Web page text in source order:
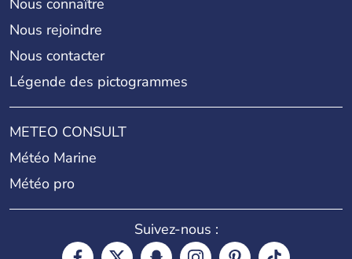
Nous connaître
Nous rejoindre
Nous contacter
Légende des pictogrammes
METEO CONSULT
Météo Marine
Météo pro
Suivez-nous :